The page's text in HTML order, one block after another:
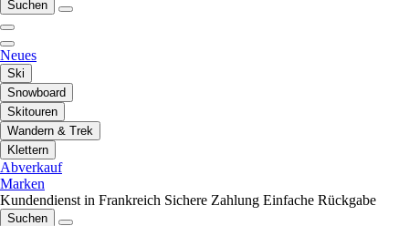
Suchen
Neues
Ski
Snowboard
Skitouren
Wandern & Trek
Klettern
Abverkauf
Marken
Kundendienst in Frankreich Sichere Zahlung Einfache Rückgabe
Suchen